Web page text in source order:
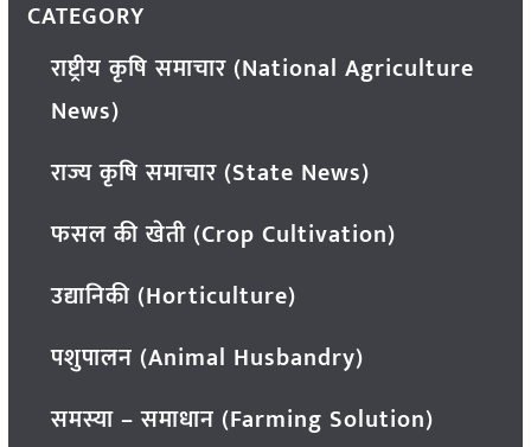
CATEGORY
राष्ट्रीय कृषि समाचार (National Agriculture
News)
राज्य कृषि समाचार (State News)
फसल की खेती (Crop Cultivation)
उद्यानिकी (Horticulture)
पशुपालन (Animal Husbandry)
समस्या – समाधान (Farming Solution)